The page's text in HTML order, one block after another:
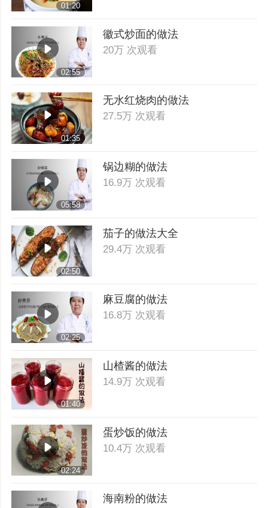
01:20
02:55
徽式炒面的做法
20万 次观看
01:35
无水红烧肉的做法
27.5万 次观看
05:58
锅边糊的做法
16.9万 次观看
02:50
茄子的做法大全
29.4万 次观看
02:25
麻豆腐的做法
16.8万 次观看
01:40
山楂酱的做法
14.9万 次观看
02:24
蛋炒饭的做法
10.4万 次观看
海南粉的做法